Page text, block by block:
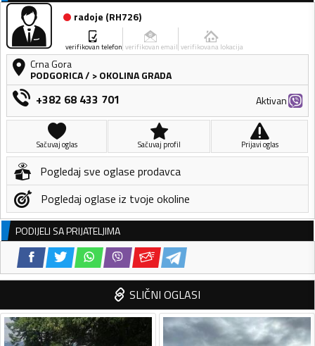
radoje (RH726)
verifikovan telefon verifikovan email verifikovana lokacija
Crna Gora
PODGORICA/ > OKOLINA GRADA
+382 68 433 701 Aktivan
Sačuvaj oglas Sačuvaj profil Prijavi oglas
Pogledaj sve oglase prodavca
Pogledaj oglase iz tvoje okoline
PODIJELI SA PRIJATELJIMA
SLIČNI OGLASI